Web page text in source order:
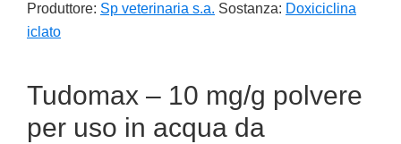
Produttore: Sp veterinaria s.a. Sostanza: Doxiciclina
iclato
Tudomax – 10 mg/g polvere
per uso in acqua da